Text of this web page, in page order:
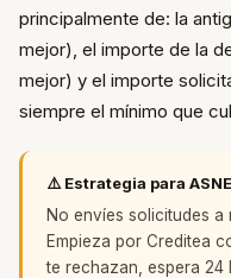
principalmente de: la
mejor), el importe de la
mejor) y el importe
siempre el mínimo que
⚠️ Estrategia para
No envíes solicitudes a
Empieza por Creditea
te rechazan, espera 24